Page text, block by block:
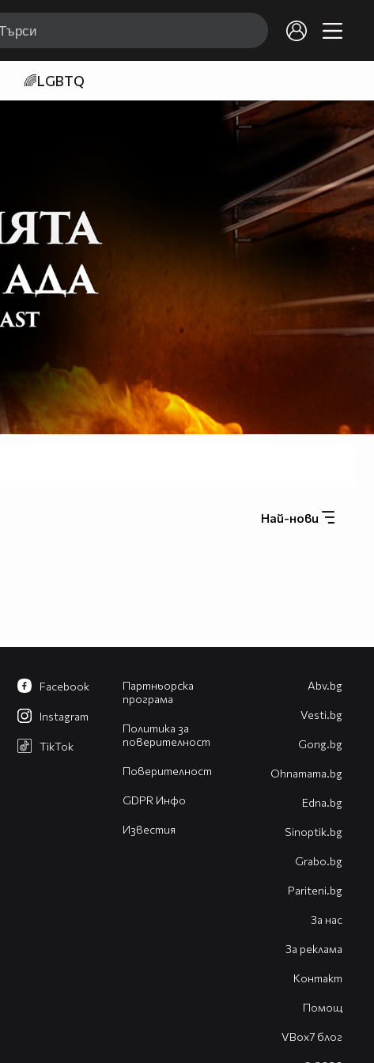
🌈LGBTQ
Най-нови
Партньорска
програма
Политика за
поверителност
Поверителност
GDPR Инфо
Известия
Facebook
Instagram
TikTok
Abv.bg
Vesti.bg
Gong.bg
Оhnamama.bg
Edna.bg
Sinoptik.bg
Grabo.bg
Pariteni.bg
За нас
За реклама
Контакт
Помощ
VBox7 блог